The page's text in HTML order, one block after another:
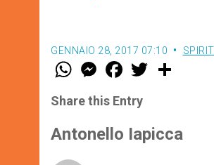
GENNAIO 28, 2017 07:10
W
t
s
p
p
M
e
s
e
g
e
F
a
e
b
o
k
w
r
Share this Entry
Antonello Iapicca